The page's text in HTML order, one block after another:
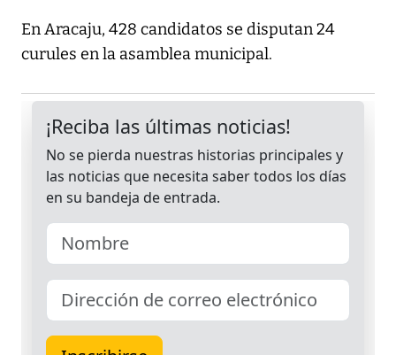
En Aracaju, 428 candidatos se disputan 24
curules en la asamblea municipal.